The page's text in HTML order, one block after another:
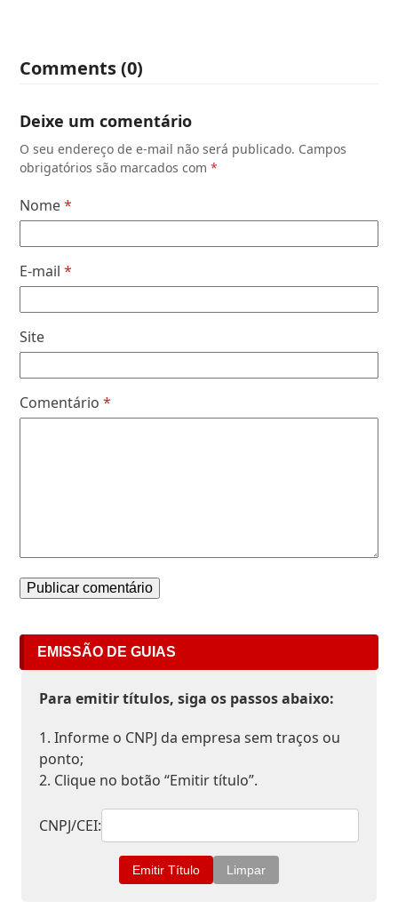
Comments (0)
Deixe um comentário
O seu endereço de e-mail não será publicado. Campos
obrigatórios são marcados com*
Nome*
E-mail*
Site
Comentário*
EMISSÃO DE GUIAS
Para emitir títulos, siga os passos abaixo:
1. Informe o CNPJ da empresa sem traços ou
ponto;
2. Clique no botão “Emitir título”.
CNPJ/CEI: